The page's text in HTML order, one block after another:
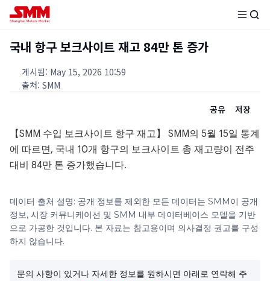
국내 항구 보크사이트 재고 84만 톤 증가
게시됨: May 15, 2026 10:59
출처: SMM
공유
저장
【SMM 수입 보크사이트 항구 재고】 SMM의 5월 15일 통계
에 따르면, 국내 10개 항구의 보크사이트 총 재고량이 전주
대비 84만 톤 증가했습니다.
데이터 출처 설명: 공개 정보를 제외한 모든 데이터는 SMM이 공개
정보, 시장 커뮤니케이션 및 SMM 내부 데이터베이스 모델을 기반
으로 가공한 것입니다. 본 자료는 참고용이며 의사결정 권고를 구성
하지 않습니다.
문의 사항이 있거나 자세한 정보를 원하시면 아래로 연락해 주